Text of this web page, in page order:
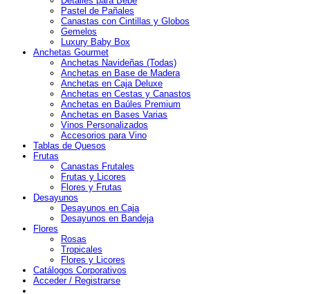
Pastel de Pañales
Canastas con Cintillas y Globos
Gemelos
Luxury Baby Box
Anchetas Gourmet
Anchetas Navideñas (Todas)
Anchetas en Base de Madera
Anchetas en Caja Deluxe
Anchetas en Cestas y Canastos
Anchetas en Baúles Premium
Anchetas en Bases Varias
Vinos Personalizados
Accesorios para Vino
Tablas de Quesos
Frutas
Canastas Frutales
Frutas y Licores
Flores y Frutas
Desayunos
Desayunos en Caja
Desayunos en Bandeja
Flores
Rosas
Tropicales
Flores y Licores
Catálogos Corporativos
Acceder / Registrarse